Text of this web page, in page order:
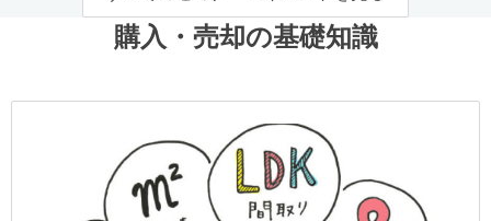
購入・売却の基礎知識